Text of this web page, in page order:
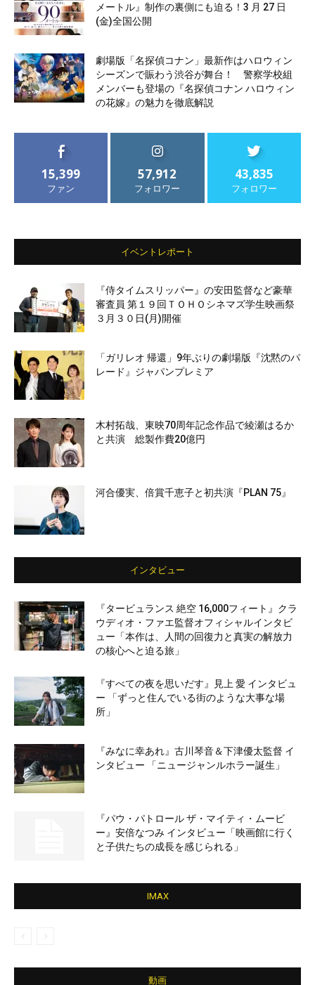
メートル』制作の裏側にも迫る！3 月 27 日
(金)全国公開
劇場版「名探偵コナン」最新作はハロウィン
シーズンで賑わう渋谷が舞台！ 警察学校組
メンバーも登場の『名探偵コナン ハロウィン
の花嫁』の魅力を徹底解説
15,399
ファン
57,912
フォロワー
43,835
フォロワー
イベントレポート
『侍タイムスリッパー』の安田監督など豪華
審査員 第１９回ＴＯＨＯシネマズ学生映画祭
３月３０日(月)開催
「ガリレオ 帰還」9年ぶりの劇場版『沈黙のパ
レード』ジャパンプレミア
木村拓哉、東映70周年記念作品で綾瀬はるか
と共演 総製作費20億円
河合優実、倍賞千恵子と初共演『PLAN 75』
インタビュー
『タービュランス 絶空 16,000フィート』クラ
ウディオ・ファエ監督オフィシャルインタビ
ュー「本作は、人間の回復力と真実の解放力
の核心へと迫る旅」
『すべての夜を思いだす』見上 愛 インタビュ
ー 「ずっと住んでいる街のような大事な場
所」
『みなに幸あれ』古川琴音＆下津優太監督 イ
ンタビュー 「ニュージャンルホラー誕生」
『パウ・パトロール ザ・マイティ・ムービ
ー』安倍なつみ インタビュー「映画館に行く
と子供たちの成長を感じられる」
IMAX
動画